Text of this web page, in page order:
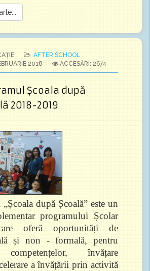
AFTER SCHOOL
2018
ACCESĂRI: 2674
Școala după
2018-2019
după Școală” este un
programului Școlar
oferă oportunități de
și non - formală, pentru
competențelor, învățare
a învățării prin activită